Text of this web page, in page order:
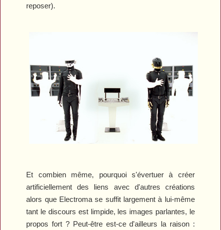
reposer).
Et combien même, pourquoi s'évertuer à créer
artificiellement des liens avec d'autres créations
alors que Electroma se suffit largement à lui-même
tant le discours est limpide, les images parlantes, le
propos fort ? Peut-être est-ce d'ailleurs la raison :